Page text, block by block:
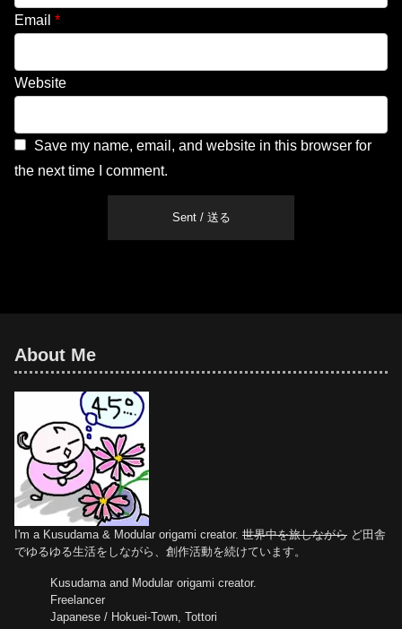
Email *
Website
Save my name, email, and website in this browser for
the next time I comment.
About Me
I'm a Kusudama & Modular origami creator. 世界中を旅しながら ど田舎
でゆるゆる生活をしながら、創作活動を続けています。
Kusudama and Modular origami creator.
Freelancer
Japanese / Hokuei-Town, Tottori